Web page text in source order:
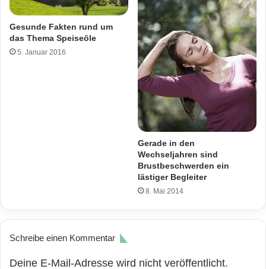
Gesunde Fakten rund um
das Thema Speiseöle
5. Januar 2016
Gerade in den
Wechseljahren sind
Brustbeschwerden ein
lästiger Begleiter
8. Mai 2014
Schreibe einen Kommentar
Deine E-Mail-Adresse wird nicht veröffentlicht.